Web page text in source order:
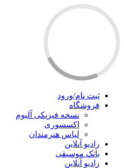
ثبت نام/ورود
فروشگاه
نسخه فیزیکی آلبوم
اکسسوری
لباس هنرمندان
رادیو آنلاین
بانک موسیقی
رادیو آنلاین